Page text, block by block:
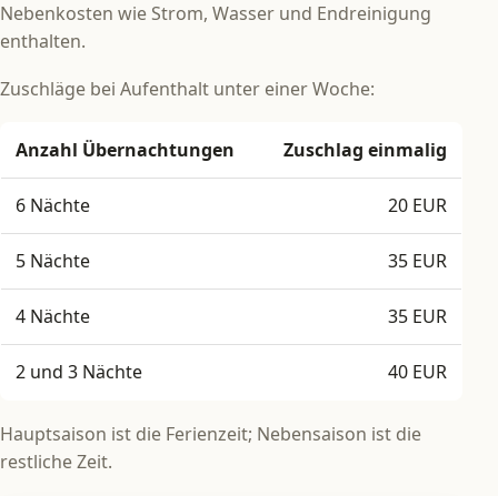
Nebenkosten wie Strom, Wasser und Endreinigung
enthalten.
Zuschläge bei Aufenthalt unter einer Woche:
Anzahl Übernachtungen Zuschlag einmalig
6 Nächte 20 EUR
5 Nächte 35 EUR
4 Nächte 35 EUR
2 und 3 Nächte 40 EUR
Hauptsaison ist die Ferienzeit; Nebensaison ist die
restliche Zeit.